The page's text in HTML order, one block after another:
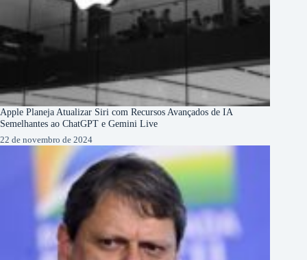
Apple Planeja Atualizar Siri com Recursos Avançados de IA
Semelhantes ao ChatGPT e Gemini Live
22 de novembro de 2024